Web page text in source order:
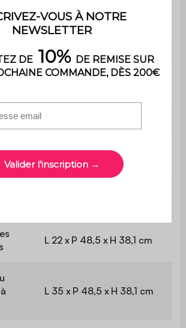
130 cm
Métal noir mat
3,8 cm
L 22 x P 48,5 x H 38,1 cm
L 35 x P 48,5 x H 38,1 cm